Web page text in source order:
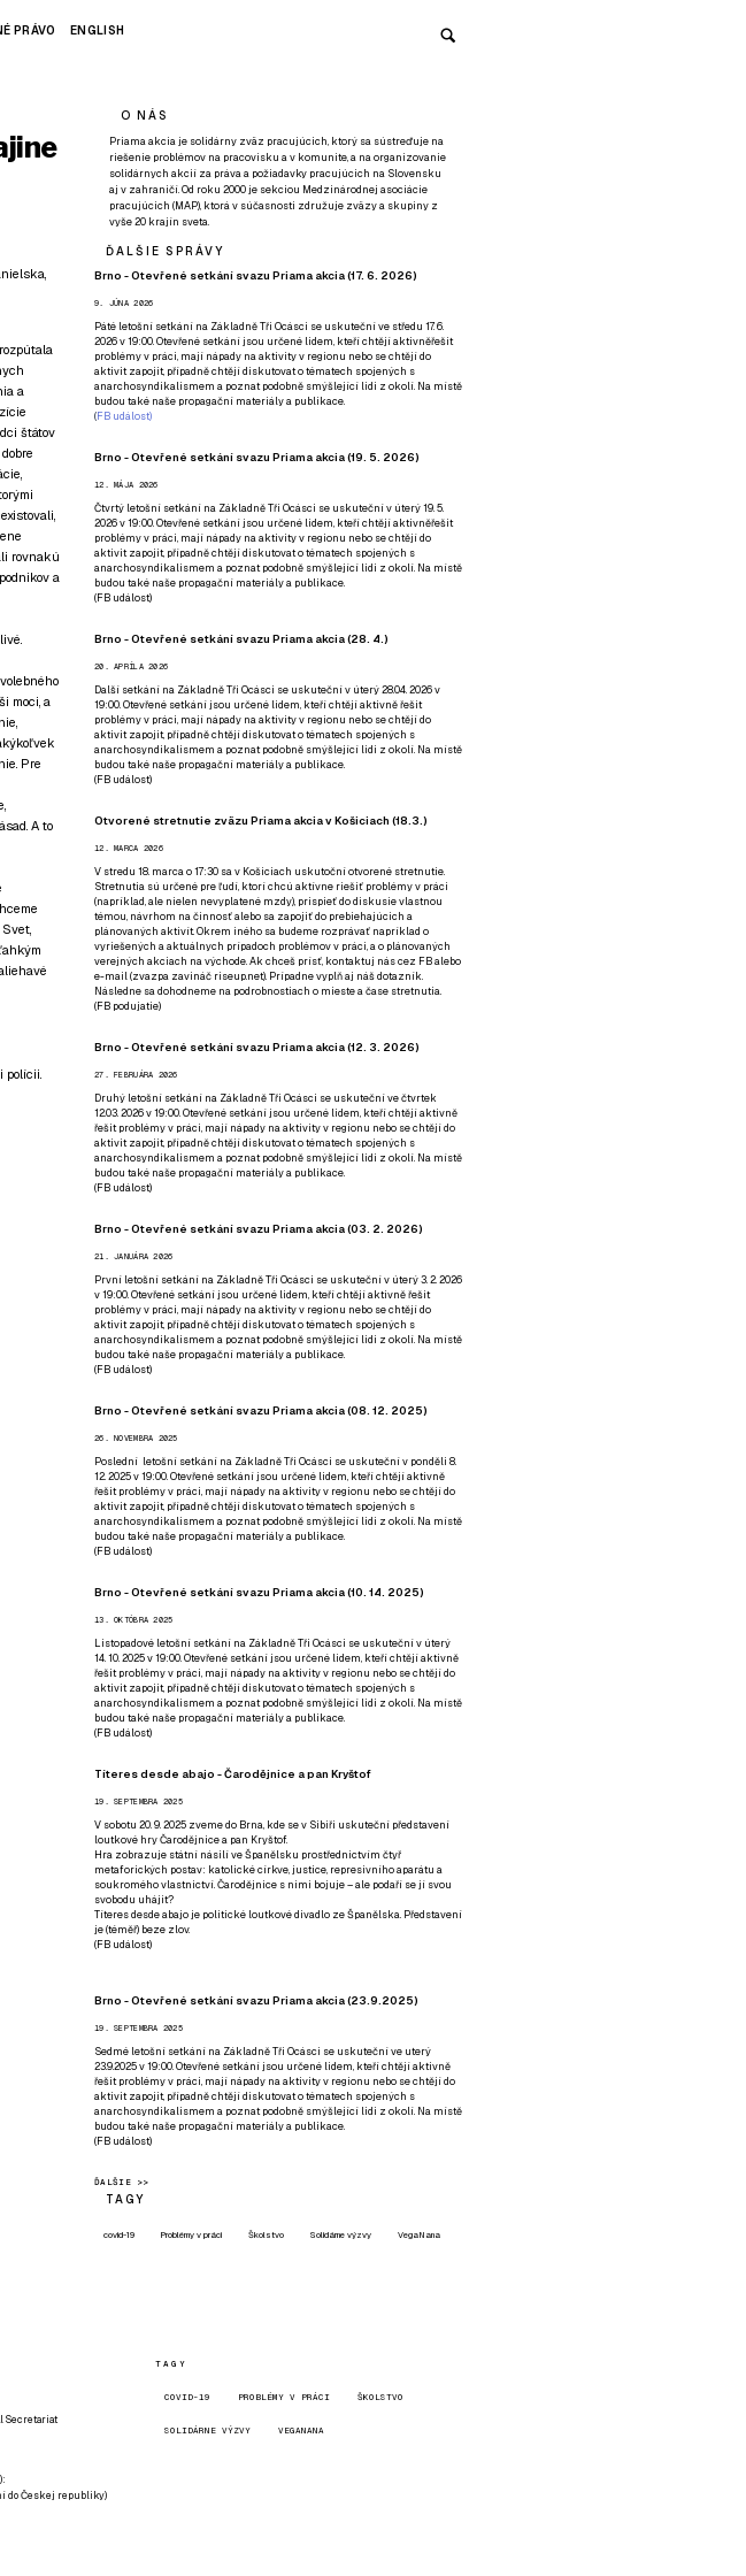
PRÁVO ENGLISH
a
štátov
rovnakú
a
moci, a
Pre
A to
polícii.
O NÁS
Priama akcia je solidárny zväz pracujúcich, ktorý sa sústreďuje na
riešenie problémov na pracovisku a v komunite, a na organizovanie
solidárnych akcií za práva a požiadavky pracujúcich na Slovensku
aj v zahraničí. Od roku 2000 je sekciou Medzinárodnej asociácie
pracujúcich (MAP), ktorá v súčasnosti združuje zväzy a skupiny z
vyše 20 krajín sveta.
ĎALŠIE SPRÁVY
Brno - Otevřené setkání svazu Priama akcia (17. 6. 2026)
9. JÚNA 2026
Páté letošní setkání na Základně Tři Ocásci se uskuteční ve středu 17. 6.
2026 v 19:00. Otevřené setkání jsou určené lidem, kteří chtějí aktivněřešit
problémy v práci, mají nápady na aktivity v regionu nebo se chtějí do
aktivit zapojit, případně chtějí diskutovat o tématech spojených s
anarchosyndikalismem a poznat podobně smýšlející lidi z okolí. Na místě
budou také naše propagační materiály a publikace.
(FB událost)
Brno - Otevřené setkání svazu Priama akcia (19. 5. 2026)
12. MÁJA 2026
Čtvrtý letošní setkání na Základně Tři Ocásci se uskuteční v úterý 19. 5.
2026 v 19:00. Otevřené setkání jsou určené lidem, kteří chtějí aktivněřešit
problémy v práci, mají nápady na aktivity v regionu nebo se chtějí do
aktivit zapojit, případně chtějí diskutovat o tématech spojených s
anarchosyndikalismem a poznat podobně smýšlející lidi z okolí. Na místě
budou také naše propagační materiály a publikace.
(FB událost)
Brno - Otevřené setkání svazu Priama akcia (28. 4.)
20. APRÍLA 2026
Další setkání na Základně Tři Ocásci se uskuteční v úterý 28.04. 2026 v
19:00. Otevřené setkání jsou určené lidem, kteří chtějí aktivně řešit
problémy v práci, mají nápady na aktivity v regionu nebo se chtějí do
aktivit zapojit, případně chtějí diskutovat o tématech spojených s
anarchosyndikalismem a poznat podobně smýšlející lidi z okolí. Na místě
budou také naše propagační materiály a publikace.
(FB událost)
Otvorené stretnutie zväzu Priama akcia v Košiciach (18.3.)
12. MARCA 2026
V stredu 18. marca o 17:30 sa v Košiciach uskutoční otvorené stretnutie.
Stretnutia sú určené pre ľudí, ktorí chcú aktívne riešiť problémy v práci
(napríklad, ale nielen nevyplatené mzdy), prispieť do diskusie vlastnou
témou, návrhom na činnosť alebo sa zapojiť do prebiehajúcich a
plánovaných aktivít. Okrem iného sa budeme rozprávať napríklad o
vyriešených a aktuálnych prípadoch problémov v práci, a o plánovaných
verejných akciach na východe. Ak chceš prísť, kontaktuj nás cez FBalebo
e-mail (zvazpa zavináč riseup.net). Prípadnevyplň aj náš dotazník.
Následne sa dohodneme na podrobnostiach o mieste a čase stretnutia.
(FB podujatie)
Brno - Otevřené setkání svazu Priama akcia (12. 3. 2026)
27. FEBRUÁRA 2026
Druhý letošní setkání na Základně Tři Ocásci se uskuteční ve čtvrtek
12.03. 2026 v 19:00. Otevřené setkání jsou určené lidem, kteří chtějí aktivně
řešit problémy v práci, mají nápady na aktivity v regionu nebo se chtějí do
aktivit zapojit, případně chtějí diskutovat o tématech spojených s
anarchosyndikalismem a poznat podobně smýšlející lidi z okolí. Na místě
budou také naše propagační materiály a publikace.
(FB událost)
Brno - Otevřené setkání svazu Priama akcia (03. 2. 2026)
21. JANUÁRA 2026
První letošní setkání na Základně Tři Ocásci se uskuteční v úterý 3. 2. 2026
v 19:00. Otevřené setkání jsou určené lidem, kteří chtějí aktivně řešit
problémy v práci, mají nápady na aktivity v regionu nebo se chtějí do
aktivit zapojit, případně chtějí diskutovat o tématech spojených s
anarchosyndikalismem a poznat podobně smýšlející lidi z okolí. Na místě
budou také naše propagační materiály a publikace.
(FB událost)
Brno - Otevřené setkání svazu Priama akcia (08. 12. 2025)
26. NOVEMBRA 2025
Poslední letošní setkání na Základně Tři Ocásci se uskuteční v ponděli 8.
12. 2025 v 19:00. Otevřené setkání jsou určené lidem, kteří chtějí aktivně
řešit problémy v práci, mají nápady na aktivity v regionu nebo se chtějí do
aktivit zapojit, případně chtějí diskutovat o tématech spojených s
anarchosyndikalismem a poznat podobně smýšlející lidi z okolí. Na místě
budou také naše propagační materiály a publikace.
(FB událost)
Brno - Otevřené setkání svazu Priama akcia (10. 14. 2025)
13. OKTÓBRA 2025
Listopadové letošní setkání na Základně Tři Ocásci se uskuteční v úterý
14. 10. 2025 v 19:00. Otevřené setkání jsou určené lidem, kteří chtějí aktivně
řešit problémy v práci, mají nápady na aktivity v regionu nebo se chtějí do
aktivit zapojit, případně chtějí diskutovat o tématech spojených s
anarchosyndikalismem a poznat podobně smýšlející lidi z okolí. Na místě
budou také naše propagační materiály a publikace.
(FB událost)
Títeres desde abajo - Čarodějnice a pan Kryštof
19. SEPTEMBRA 2025
V sobotu 20. 9. 2025 zveme do Brna, kde se v Sibiři uskuteční představení
loutkové hry Čarodějnice a pan Kryštof.
Hra zobrazuje státní násilí ve Španělsku prostřednictvím čtyř
metaforických postav: katolické církve, justice, represivního aparátu a
soukromého vlastnictví. Čarodějnice s nimi bojuje – ale podaří se jí svou
svobodu uhájit?
Títeres desde abajo je politické loutkové divadlo ze Španělska. Představení
je (téměř) beze zlov.
(FB událost)
Brno - Otevřené setkání svazu Priama akcia (23.9.2025)
19. SEPTEMBRA 2025
Sedmé letošní setkání na Základně Tři Ocásci se uskuteční ve uterý
23.9.2025 v 19:00. Otevřené setkání jsou určené lidem, kteří chtějí aktivně
řešit problémy v práci, mají nápady na aktivity v regionu nebo se chtějí do
aktivit zapojit, případně chtějí diskutovat o tématech spojených s
anarchosyndikalismem a poznat podobně smýšlející lidi z okolí. Na místě
budou také naše propagační materiály a publikace.
(FB událost)
ĎALŠIE >>
TAGY
covid-19 Problémy v práci Školstvo Solidárne výzvy VegaNana
Secretariat
do Českej republiky)
TAGY
COVID-19 PROBLÉMY V PRÁCI ŠKOLSTVO
SOLIDÁRNE VÝZVY VEGANANA